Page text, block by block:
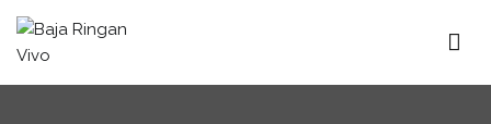
Baja Ringan Vivo
Website Baja Ringan Vivo